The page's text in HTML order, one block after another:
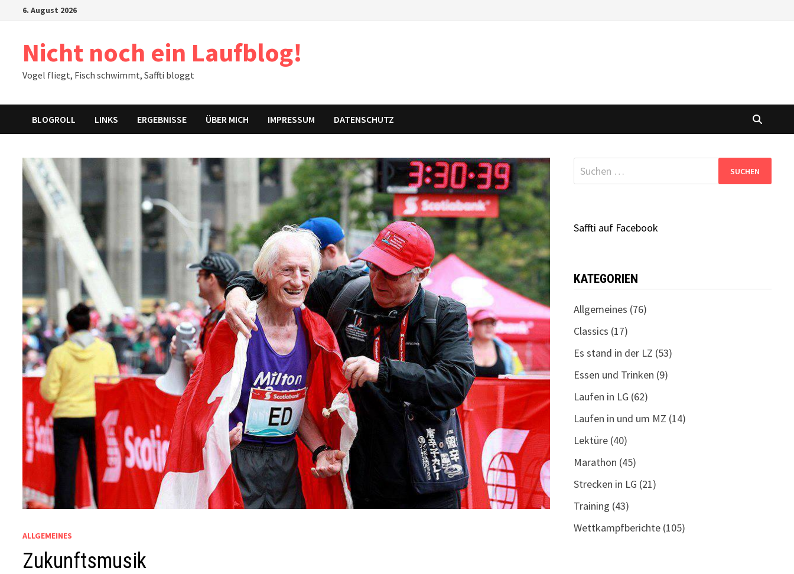
6. August 2026
Nicht noch ein Laufblog!
Vogel fliegt, Fisch schwimmt, Saffti bloggt
BLOGROLL LINKS ERGEBNISSE ÜBER MICH IMPRESSUM DATENSCHUTZ
ALLGEMEINES
Zukunftsmusik
Suchen
nach:
Saffti auf Facebook
KATEGORIEN
Allgemeines (76)
Classics (17)
Es stand in der LZ (53)
Essen und Trinken (9)
Laufen in LG (62)
Laufen in und um MZ (14)
Lektüre(40)
Marathon (45)
Strecken in LG (21)
Training (43)
Wettkampfberichte(105)